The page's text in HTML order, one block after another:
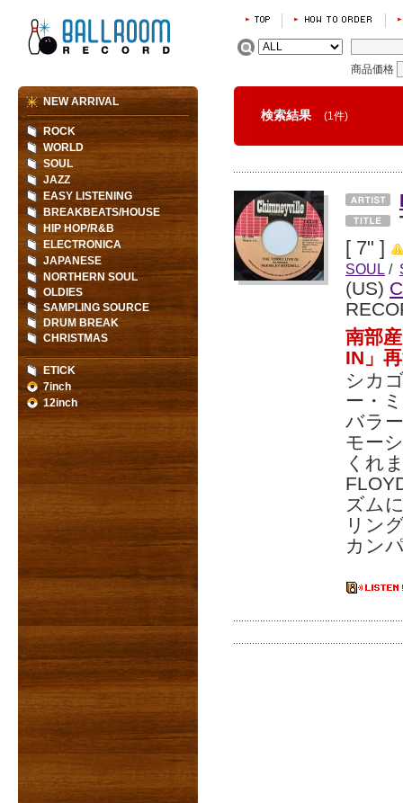
商品価格
検索結果 (1件)
[ 7" ]
SOUL /
(US)
南部
IN」
シカ
ー・
バラ
モー
くれ
ズム
リン
カン
NEW ARRIVAL
ROCK
WORLD
SOUL
JAZZ
EASY LISTENING
BREAKBEATS/HOUSE
HIP HOP/R&B
ELECTRONICA
JAPANESE
NORTHERN SOUL
OLDIES
SAMPLING SOURCE
DRUM BREAK
CHRISTMAS
ETICK
7inch
12inch